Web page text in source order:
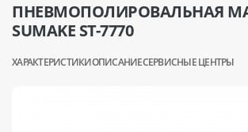
ПНЕВМОПОЛИРОВАЛЬНАЯ
SUMAKE ST-7770
ХАРАКТЕРИСТИКИОПИСАНИЕСЕРВИСНЫЕ ЦЕНТРЫ